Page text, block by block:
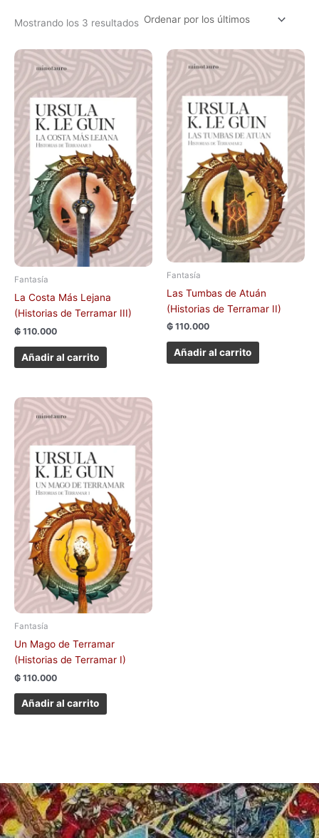
Mostrando los 3 resultados
Fantasía
La Costa Más Lejana
(Historias de Terramar III)
₲ 110.000
Añadir al carrito
Fantasía
Las Tumbas de Atuán
(Historias de Terramar II)
₲ 110.000
Añadir al carrito
Fantasía
Un Mago de Terramar
(Historias de Terramar I)
₲ 110.000
Añadir al carrito